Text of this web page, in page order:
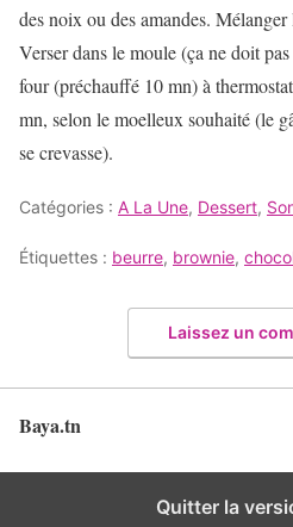
des noix ou des amandes.
Verser dans le moule (ça ne doit
four (préchauffé 10 mn) à
mn, selon le moelleux souhaité (le
se crevasse).
Catégories : A La Une, Dessert,
Étiquettes : beurre, brownie,
Laissez un
Baya.tn
Quitter la